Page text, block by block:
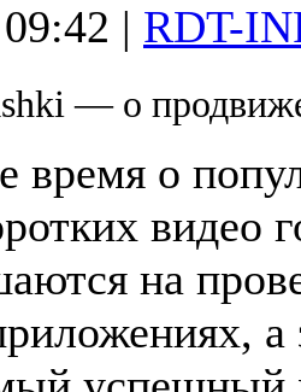
| RDT-
— о
время о
видео
на